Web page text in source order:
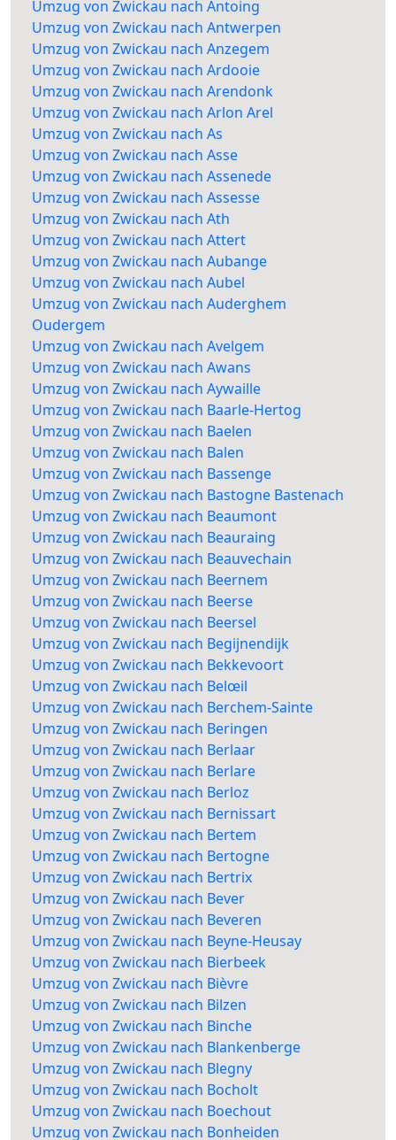
Umzug von Zwickau nach Antoing
Umzug von Zwickau nach Antwerpen
Umzug von Zwickau nach Anzegem
Umzug von Zwickau nach Ardooie
Umzug von Zwickau nach Arendonk
Umzug von Zwickau nach Arlon Arel
Umzug von Zwickau nach As
Umzug von Zwickau nach Asse
Umzug von Zwickau nach Assenede
Umzug von Zwickau nach Assesse
Umzug von Zwickau nach Ath
Umzug von Zwickau nach Attert
Umzug von Zwickau nach Aubange
Umzug von Zwickau nach Aubel
Umzug von Zwickau nach Auderghem
Oudergem
Umzug von Zwickau nach Avelgem
Umzug von Zwickau nach Awans
Umzug von Zwickau nach Aywaille
Umzug von Zwickau nach Baarle-Hertog
Umzug von Zwickau nach Baelen
Umzug von Zwickau nach Balen
Umzug von Zwickau nach Bassenge
Umzug von Zwickau nach Bastogne Bastenach
Umzug von Zwickau nach Beaumont
Umzug von Zwickau nach Beauraing
Umzug von Zwickau nach Beauvechain
Umzug von Zwickau nach Beernem
Umzug von Zwickau nach Beerse
Umzug von Zwickau nach Beersel
Umzug von Zwickau nach Begijnendijk
Umzug von Zwickau nach Bekkevoort
Umzug von Zwickau nach Belœil
Umzug von Zwickau nach Berchem-Sainte
Umzug von Zwickau nach Beringen
Umzug von Zwickau nach Berlaar
Umzug von Zwickau nach Berlare
Umzug von Zwickau nach Berloz
Umzug von Zwickau nach Bernissart
Umzug von Zwickau nach Bertem
Umzug von Zwickau nach Bertogne
Umzug von Zwickau nach Bertrix
Umzug von Zwickau nach Bever
Umzug von Zwickau nach Beveren
Umzug von Zwickau nach Beyne-Heusay
Umzug von Zwickau nach Bierbeek
Umzug von Zwickau nach Bièvre
Umzug von Zwickau nach Bilzen
Umzug von Zwickau nach Binche
Umzug von Zwickau nach Blankenberge
Umzug von Zwickau nach Blegny
Umzug von Zwickau nach Bocholt
Umzug von Zwickau nach Boechout
Umzug von Zwickau nach Bonheiden